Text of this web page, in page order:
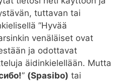
tuttavan tai
”Hyvää
venäläiset ovat
ja odottavat
äidinkielellään. Mutta
” (Spasibo) tai